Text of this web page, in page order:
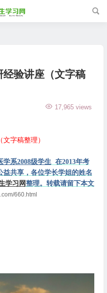
验讲座（文字稿
17,965 views
字稿整理）
学系2008级学生在2013年考
共享，各位学长学姐的姓名
学习网整理。转载请留下本文
660.html